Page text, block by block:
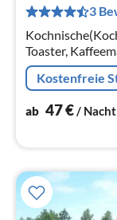
3
Toaster,
Kühl-/
Wohn/
Kostenfreie
ab 47€/ Nacht